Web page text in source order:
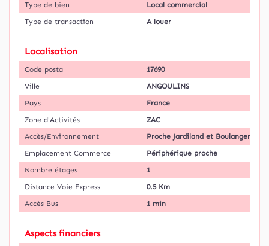
Type de bien
Local commercial
Type de transaction
A louer
Localisation
Code postal
17690
Ville
ANGOULINS
Pays
France
Zone d'Activités
ZAC
Accès/Environnement
Proche Jardiland et Boulanger
Emplacement Commerce
Périphérique proche
Nombre étages
1
Distance Voie Express
0.5 Km
Accès Bus
1 min
Aspects financiers